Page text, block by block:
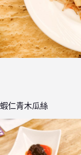
蝦仁青木瓜絲